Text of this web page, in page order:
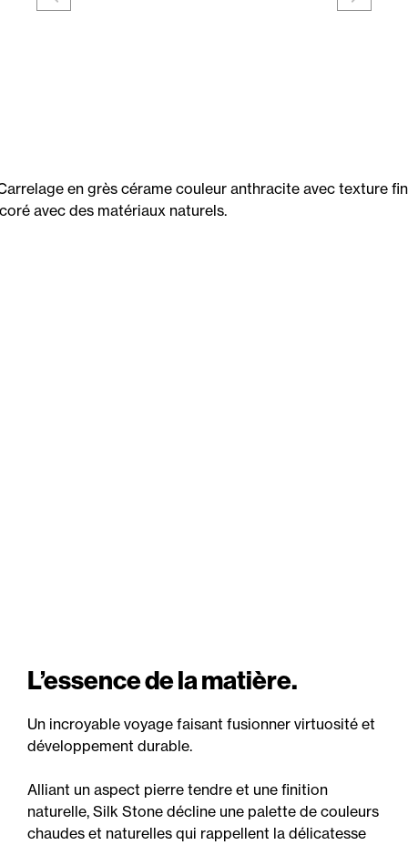
L’essence de la matière.
Un incroyable voyage faisant fusionner virtuosité et
développement durable.
Alliant un aspect pierre tendre et une finition
naturelle, Silk Stone décline une palette de couleurs
chaudes et naturelles qui rappellent la délicatesse